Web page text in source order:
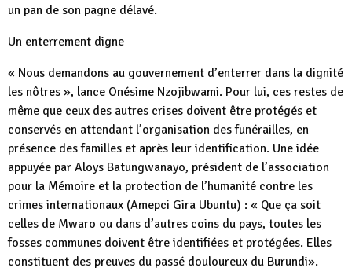
un pan de son pagne délavé.
Un enterrement digne
« Nous demandons au gouvernement d’enterrer dans la dignité
les nôtres », lance Onésime Nzojibwami. Pour lui, ces restes de
même que ceux des autres crises doivent être protégés et
conservés en attendant l’organisation des funérailles, en
présence des familles et après leur identification. Une idée
appuyée par Aloys Batungwanayo, président de l’association
pour la Mémoire et la protection de l’humanité contre les
crimes internationaux (Amepci Gira Ubuntu) : « Que ça soit
celles de Mwaro ou dans d’autres coins du pays, toutes les
fosses communes doivent être identifiées et protégées. Elles
constituent des preuves du passé douloureux du Burundi».